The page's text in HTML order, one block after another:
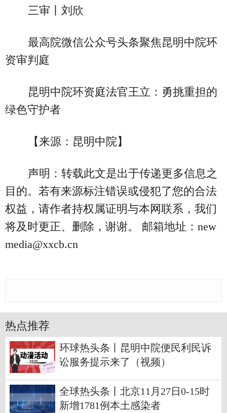
三审丨刘欣
最高院微信公众号头条聚焦昆明中院环
资审判庭
昆明中院环资庭法官王立：勇挑重担的
绿色守护者
【来源：昆明中院】
声明：转载此文是出于传递更多信息之
目的。若有来源标注错误或侵犯了您的合法
权益，请作者持权属证明与本网联系，我们
将及时更正、删除，谢谢。 邮箱地址：new
media@xxcb.cn
热点推荐
环球热头条丨昆明中院便民利民诉
讼服务提示来了（视频）
全球热头条丨北京11月27日0-15时
新增1781例本土感染者